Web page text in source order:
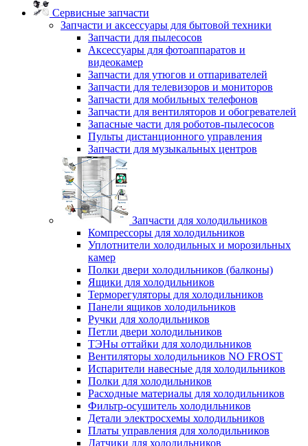
Сервисные запчасти
Запчасти и аксессуары для бытовой техники
Запчасти для пылесосов
Аксессуары для фотоаппаратов и
видеокамер
Запчасти для утюгов и отпаривателей
Запчасти для телевизоров и мониторов
Запчасти для мобильных телефонов
Запчасти для вентиляторов и обогревателей
Запасные части для роботов-пылесосов
Пульты дистанционного управления
Запчасти для музыкальных центров
Запчасти для холодильников
Компрессоры для холодильников
Уплотнители холодильных и морозильных
камер
Полки двери холодильников (балконы)
Ящики для холодильников
Терморегуляторы для холодильников
Панели ящиков холодильников
Ручки для холодильников
Петли двери холодильников
ТЭНы оттайки для холодильников
Вентиляторы холодильников NO FROST
Испарители навесные для холодильников
Полки для холодильников
Расходные материалы для холодильников
Фильтр-осушитель холодильников
Детали электросхемы холодильников
Платы управления для холодильников
Датчики для холодильников